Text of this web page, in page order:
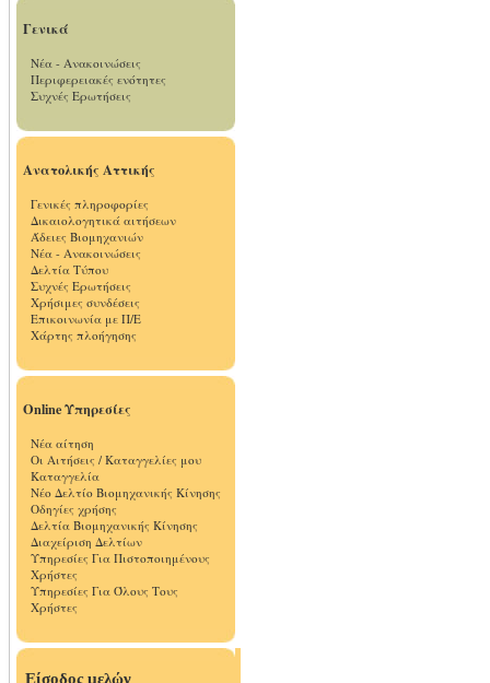
Γενικά
Νέα - Ανακοινώσεις
Περιφερειακές ενότητες
Συχνές Ερωτήσεις
Ανατολικής Αττικής
Γενικές πληροφορίες
Δικαιολογητικά αιτήσεων
Άδειες Βιομηχανιών
Νέα - Ανακοινώσεις
Δελτία Τύπου
Συχνές Ερωτήσεις
Χρήσιμες συνδέσεις
Επικοινωνία με Π/Ε
Χάρτης πλοήγησης
Online Υπηρεσίες
Νέα αίτηση
Οι Αιτήσεις / Καταγγελίες μου
Καταγγελία
Νέο Δελτίο Βιομηχανικής Κίνησης
Οδηγίες χρήσης
Δελτία Βιομηχανικής Κίνησης
Διαχείριση Δελτίων
Υπηρεσίες Για Πιστοποιημένους
Χρήστες
Υπηρεσίες Για Όλους Τους
Χρήστες